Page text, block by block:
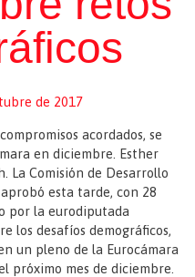
de 2017
acordados, se
en diciembre. Esther
La Comisión de Desarrollo
esta tarde, con 28
por la eurodiputada
los desafíos demográficos,
un pleno de la Eurocámara
próximo mes de diciembre.